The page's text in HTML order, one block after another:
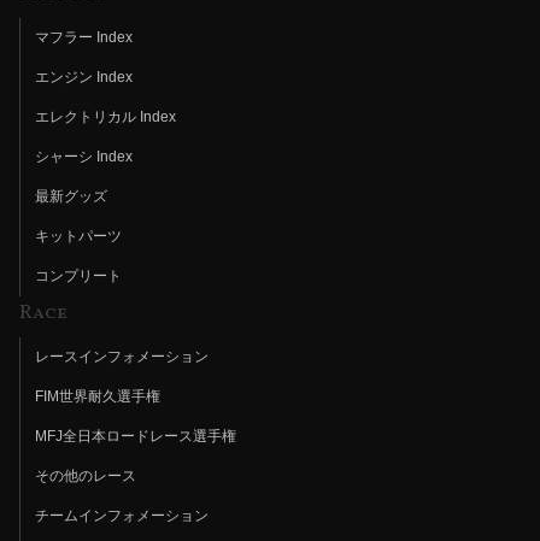
マフラー Index
エンジン Index
エレクトリカル Index
シャーシ Index
最新グッズ
キットパーツ
コンプリート
Race
レースインフォメーション
FIM世界耐久選手権
MFJ全日本ロードレース選手権
その他のレース
チームインフォメーション